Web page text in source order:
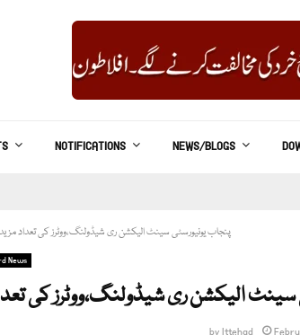
NOTIFICATIONS NEWS/BLOGS
پنجاب یونیورسٹی سینٹ الیکشن ری شیڈولنگ،ووٹرز کی تعداد
News
سینٹ الیکشن ری شیڈولنگ،ووٹرز کی